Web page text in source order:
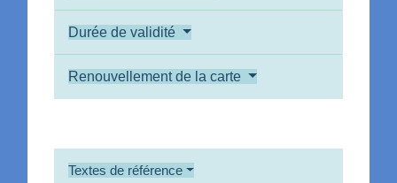
Durée de validité
Renouvellement de la carte
Textes de référence